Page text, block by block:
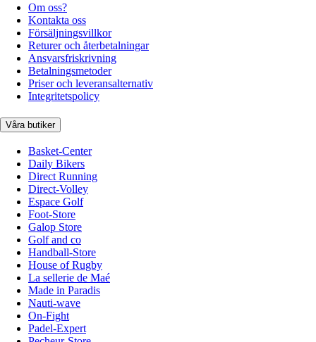
Om oss?
Kontakta oss
Försäljningsvillkor
Returer och återbetalningar
Ansvarsfriskrivning
Betalningsmetoder
Priser och leveransalternativ
Integritetspolicy
Våra butiker
Basket-Center
Daily Bikers
Direct Running
Direct-Volley
Espace Golf
Foot-Store
Galop Store
Golf and co
Handball-Store
House of Rugby
La sellerie de Maé
Made in Paradis
Nauti-wave
On-Fight
Padel-Expert